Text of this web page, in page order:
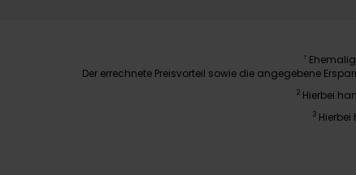
1
Der errechnete Preisvorteil sowie die angegebene
2 Hierbei
3